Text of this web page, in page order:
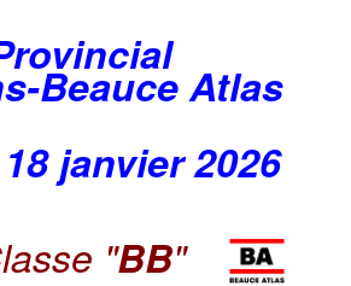
Beauce Atlas
janvier 2026
"BB"